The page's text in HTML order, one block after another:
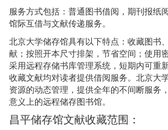
服务方式包括：普通图书借阅，期刊报纸
馆际互借与文献传递服务。
北京大学储存馆具有以下特点：收藏图书
献；按照开本尺寸排架，节省空间；使用
采用远程存储书库管理系统，短期内可重
收藏文献均对读者提供借阅服务。北京大
资源的动态管理，提供全年的不间断服务
意义上的远程储存图书馆。
昌平储存馆文献收藏范围：